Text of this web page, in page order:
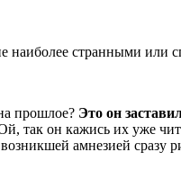
наиболее странными или
прошлое? Это он
так он кажись их уже
амнезией сразу